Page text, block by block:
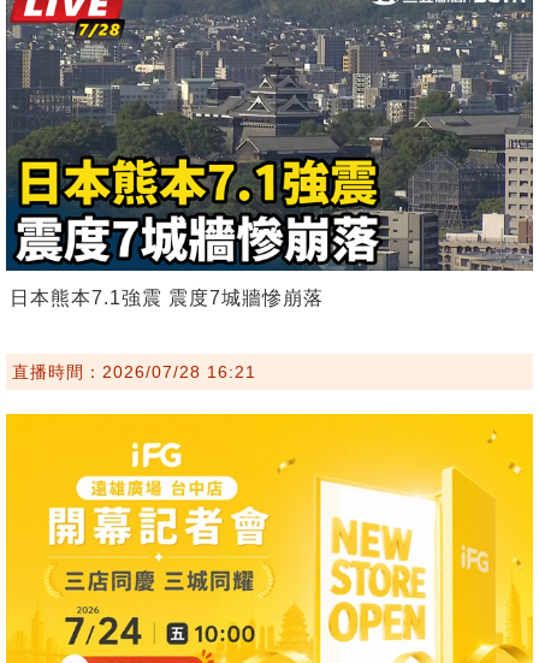
日本熊本7.1強震 震度7城牆慘崩落
直播時間：2026/07/28 16:21